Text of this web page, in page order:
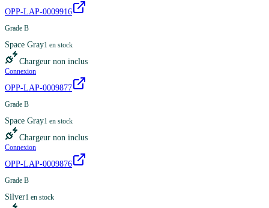
OPP-LAP-0009916
Grade B
Space Gray1 en stock
Chargeur non inclus
Connexion
OPP-LAP-0009877
Grade B
Space Gray1 en stock
Chargeur non inclus
Connexion
OPP-LAP-0009876
Grade B
Silver1 en stock